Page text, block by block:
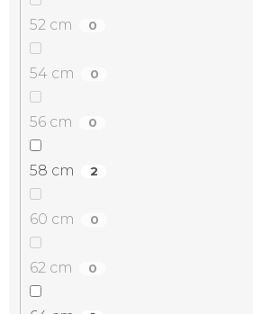
52 cm 0
54 cm 0
56 cm 0
58 cm 2
60 cm 0
62 cm 0